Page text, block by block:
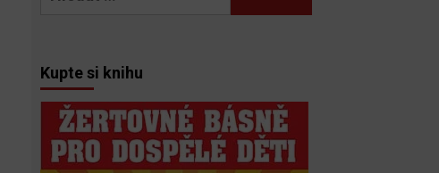
Kupte si knihu